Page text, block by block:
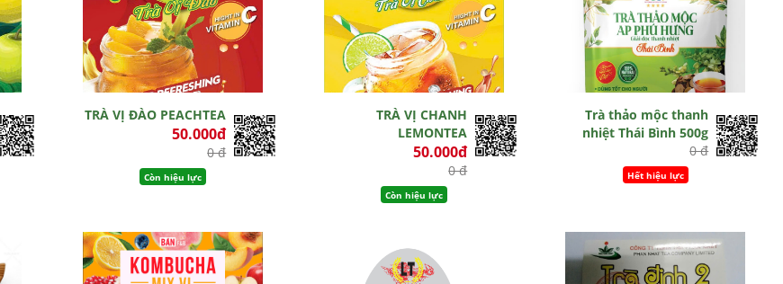
TRÀ VỊ ĐÀO PEACHTEA
50.000đ
0 đ
Còn hiệu lực
TRÀ VỊ CHANH
LEMONTEA
50.000đ
0 đ
Còn hiệu lực
Trà thảo mộc thanh
nhiệt Thái Bình 500g
0 đ
Hết hiệu lực